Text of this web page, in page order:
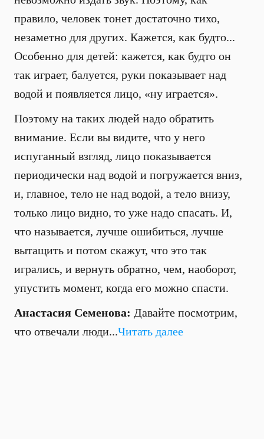
правило, человек тонет достаточно тихо,
незаметно для других. Кажется, как будто...
Особенно для детей: кажется, как будто он
так играет, балуется, руки показывает над
водой и появляется лицо, «ну играется».
Поэтому на таких людей надо обратить
внимание. Если вы видите, что у него
испуганный взгляд, лицо показывается
периодически над водой и погружается вниз,
и, главное, тело не над водой, а тело внизу,
только лицо видно, то уже надо спасать. И,
что называется, лучше ошибиться, лучше
вытащить и потом скажут, что это так
игрались, и вернуть обратно, чем, наоборот,
упустить момент, когда его можно спасти.
Анастасия Семенова: Давайте посмотрим,
что отвечали люди...Читать далее